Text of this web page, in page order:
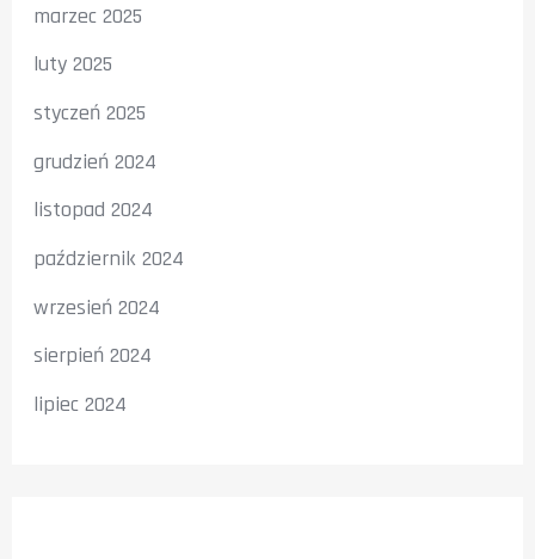
marzec 2025
luty 2025
styczeń 2025
grudzień 2024
listopad 2024
październik 2024
wrzesień 2024
sierpień 2024
lipiec 2024